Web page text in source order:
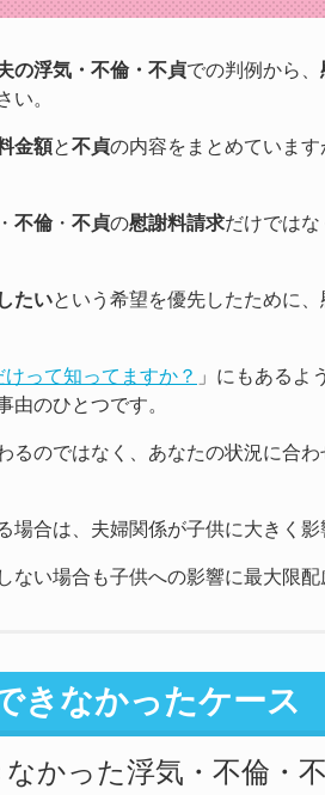
の浮気・不倫・不貞での判例から、
い。
金額と不貞の内容をまとめていま
・ 不倫・ 不貞の慰謝料請求だけではな
たいという希望を優先したために
って知ってますか？ 」にもあるよ
由のひとつです。
るのではなく、あなたの状況に合
場合は、夫婦関係が子供に大きく影
ない場合も子供への影響に最大限配
きなかったケース
かった浮気・不倫・